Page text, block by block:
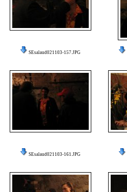
SEsalaud021103-157.JPG
SEsalaud021103-161.JPG